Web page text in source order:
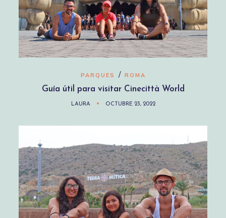
PARQUES / ROMA
Guía útil para visitar Cinecittà World
LAURA OCTUBRE 23, 2022